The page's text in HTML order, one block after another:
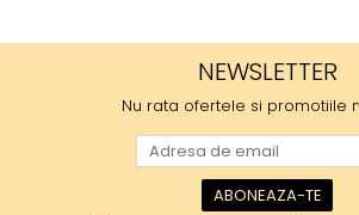
NEWSLETTER
Nu rata ofertele si promotiile